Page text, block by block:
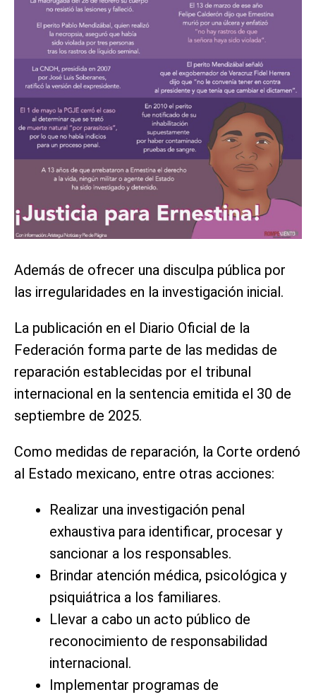
Además de ofrecer una disculpa pública por
las irregularidades en la investigación inicial.
La publicación en el Diario Oficial de la
Federación forma parte de las medidas de
reparación establecidas por el tribunal
internacional en la sentencia emitida el 30 de
septiembre de 2025.
Como medidas de reparación, la Corte ordenó
al Estado mexicano, entre otras acciones:
Realizar una investigación penal
exhaustiva para identificar, procesar y
sancionar a los responsables.
Brindar atención médica, psicológica y
psiquiátrica a los familiares.
Llevar a cabo un acto público de
reconocimiento de responsabilidad
internacional.
Implementar programas de